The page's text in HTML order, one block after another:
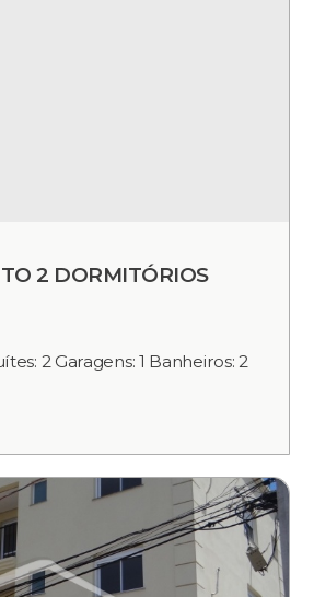
2 DORMITÓRIOS
2 Garagens: 1 Banheiros: 2